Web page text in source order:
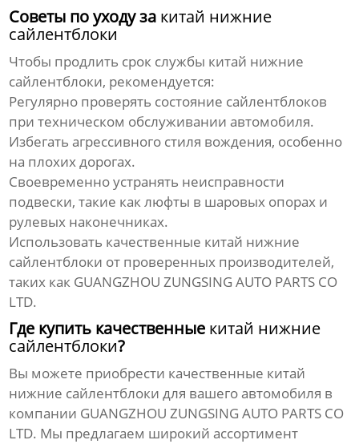
Советы по уходу за китай нижние
сайлентблоки
Чтобы продлить срок службы китай нижние
сайлентблоки, рекомендуется:
Регулярно проверять состояние сайлентблоков
при техническом обслуживании автомобиля.
Избегать агрессивного стиля вождения, особенно
на плохих дорогах.
Своевременно устранять неисправности
подвески, такие как люфты в шаровых опорах и
рулевых наконечниках.
Использовать качественные китай нижние
сайлентблоки от проверенных производителей,
таких как GUANGZHOU ZUNGSING AUTO PARTS CO
LTD.
Где купить качественные китай нижние
сайлентблоки?
Вы можете приобрести качественные китай
нижние сайлентблоки для вашего автомобиля в
компании GUANGZHOU ZUNGSING AUTO PARTS CO
LTD. Мы предлагаем широкий ассортимент